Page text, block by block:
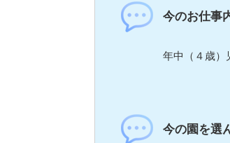
今のお仕事
年中（４歳）
今の園を選